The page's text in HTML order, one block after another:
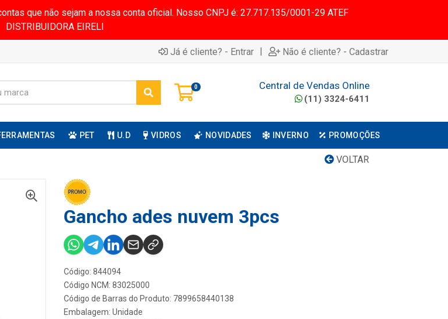
que não sejam a nossa conta oficial. Nosso CNPJ é: 27.717.135/0001-29 ATEF
DISTRIBUIDORA EIRELI
Já é cliente? - Entrar | Não é cliente? - Cadastrar
0 Central de Vendas Online
(11) 3324-6411
PET U.D VIDROS NOVIDADES INVERNO PROMOÇÕES
VOLTAR
Gancho ades nuvem 3pcs
Código: 844094
Código NCM: 83025000
Código de Barras do Produto: 7899658440138
Embalagem: Unidade